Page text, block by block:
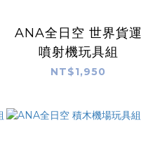
ANA全日空 世界貨運
噴射機玩具組
NT$1,950